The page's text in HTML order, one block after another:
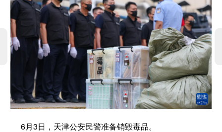
科技 科创 量子 体育
文化 书画 健康 军事
访谈 视频 图片 政务
法律 中央文件 金融 汽车
食品 人居 信息化 数字经济
学术中国 乡村振兴 银龄 溯源中国
城市 旅游 能源
6月3日，天津公安民警准备销毁毒品。